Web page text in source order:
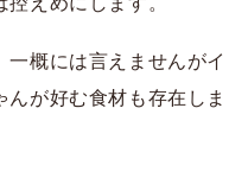
一概には言えませんがイ
が好む食材も存在しま